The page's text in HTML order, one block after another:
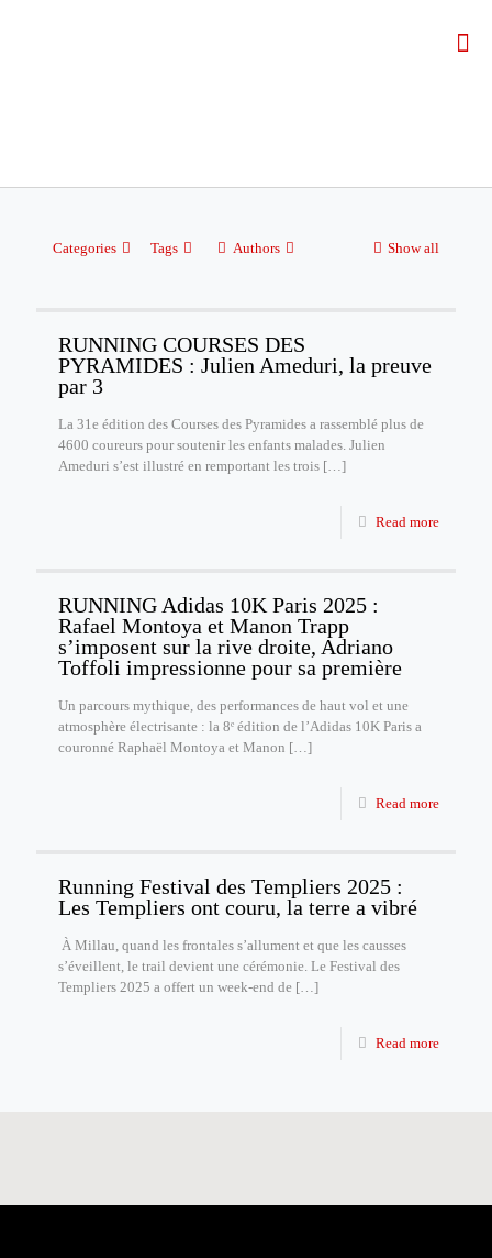
Categories Tags Authors Show all
RUNNING COURSES DES
PYRAMIDES : Julien Ameduri, la preuve
par 3
La 31e édition des Courses des Pyramides a rassemblé plus de
4600 coureurs pour soutenir les enfants malades. Julien
Ameduri s’est illustré en remportant les trois […]
Read more
RUNNING Adidas 10K Paris 2025 :
Rafael Montoya et Manon Trapp
s’imposent sur la rive droite, Adriano
Toffoli impressionne pour sa première
Un parcours mythique, des performances de haut vol et une
atmosphère électrisante : la 8ᵉ édition de l’Adidas 10K Paris a
couronné Raphaël Montoya et Manon […]
Read more
Running Festival des Templiers 2025 :
Les Templiers ont couru, la terre a vibré
À Millau, quand les frontales s’allument et que les causses
s’éveillent, le trail devient une cérémonie. Le Festival des
Templiers 2025 a offert un week-end de […]
Read more